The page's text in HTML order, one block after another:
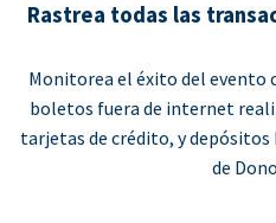
Rastrea todas las
Monitorea el éxito del evento
boletos fuera de internet
tarjetas de crédito, y depósitos
de